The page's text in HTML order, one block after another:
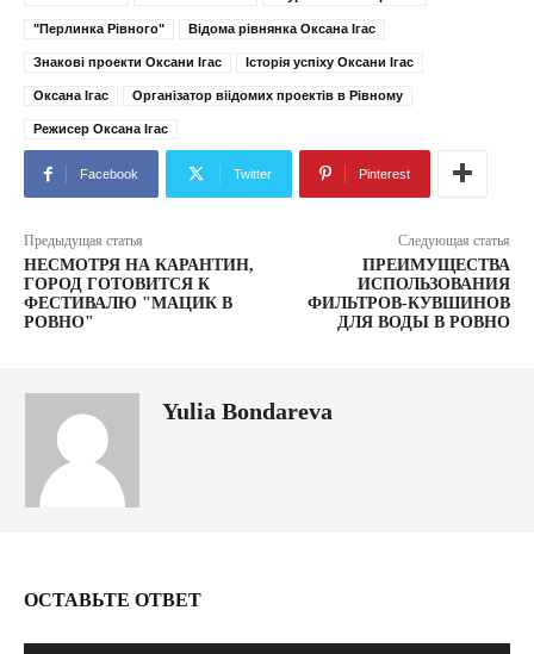
"Перлинка Рівного" Відома рівнянка Оксана Ігас
Знакові проекти Оксани Ігас Історія успіху Оксани Ігас
Оксана Ігас Організатор віідомих проектів в Рівному
Режисер Оксана Ігас
Facebook Twitter Pinterest
Предыдущая статья
НЕСМОТРЯ НА КАРАНТИН,
ГОРОД ГОТОВИТСЯ К
ФЕСТИВАЛЮ "МАЦИК В
РОВНО"
Следующая статья
ПРЕИМУЩЕСТВА
ИСПОЛЬЗОВАНИЯ
ФИЛЬТРОВ-КУВШИНОВ
ДЛЯ ВОДЫ В РОВНО
Yulia Bondareva
ОСТАВЬТЕ ОТВЕТ